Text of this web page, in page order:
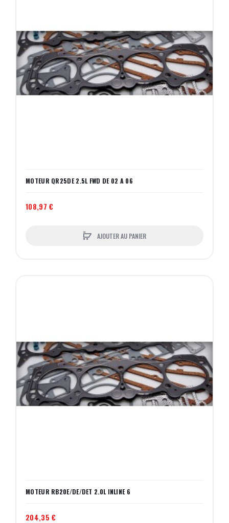
MOTEUR QR25DE 2.5L FWD DE 02 A 06
108,97 €
AJOUTER AU PANIER
MOTEUR RB20E/DE/DET 2.0L INLINE 6
204,35 €